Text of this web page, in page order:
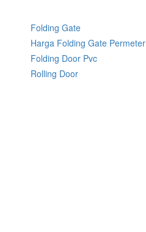
Folding Gate
Harga Folding Gate Permeter
Folding Door Pvc
Rolling Door